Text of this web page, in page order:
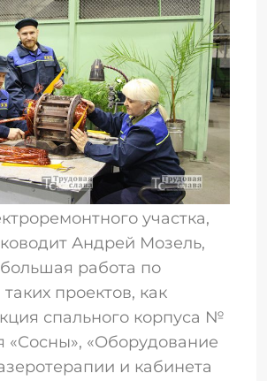
участка,
Андрей Мозель,
работа по
проектов, как
спального корпуса №
«Сосны», «Оборудование
и кабинета